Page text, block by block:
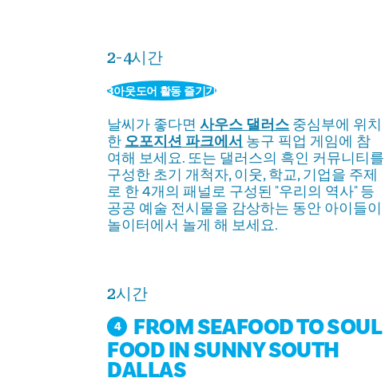
2-4시간
3아웃도어 활동 즐기기
날씨가 좋다면사우스 댈러스 중심부에 위치
한 오포지션 파크에서 농구 픽업 게임에 참
여해 보세요. 또는 댈러스의 흑인 커뮤니티를
구성한 초기 개척자, 이웃, 학교, 기업을 주제
로 한 4개의 패널로 구성된 "우리의 역사" 등
공공 예술 전시물을 감상하는 동안 아이들이
놀이터에서 놀게 해 보세요.
2시간
4
FROM SEAFOOD TO SOUL
FOOD IN SUNNY SOUTH
DALLAS